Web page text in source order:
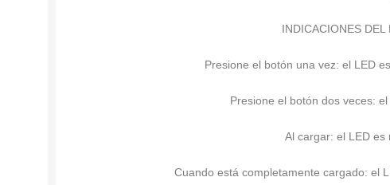
INDICACIONES DEL
Presione el botón una vez: el LED
Presione el botón dos veces:
Al cargar: el LED es
Cuando está completamente cargado: el